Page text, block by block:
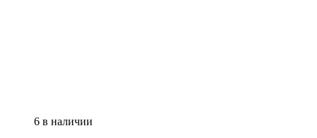
6 в наличии